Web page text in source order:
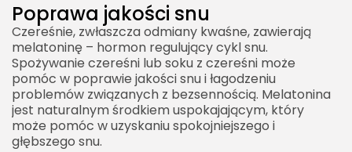
Poprawa jakości snu
Czereśnie, zwłaszcza odmiany kwaśne, zawierają
melatoninę – hormon regulujący cykl snu.
Spożywanie czereśni lub soku z czereśni może
pomóc w poprawie jakości snu i łagodzeniu
problemów związanych z bezsennością. Melatonina
jest naturalnym środkiem uspokajającym, który
może pomóc w uzyskaniu spokojniejszego i
głębszego snu.